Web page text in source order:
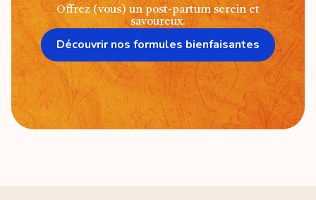
Offrez (vous) un post-partum serein et
savoureux.
Découvrir nos formules bienfaisantes